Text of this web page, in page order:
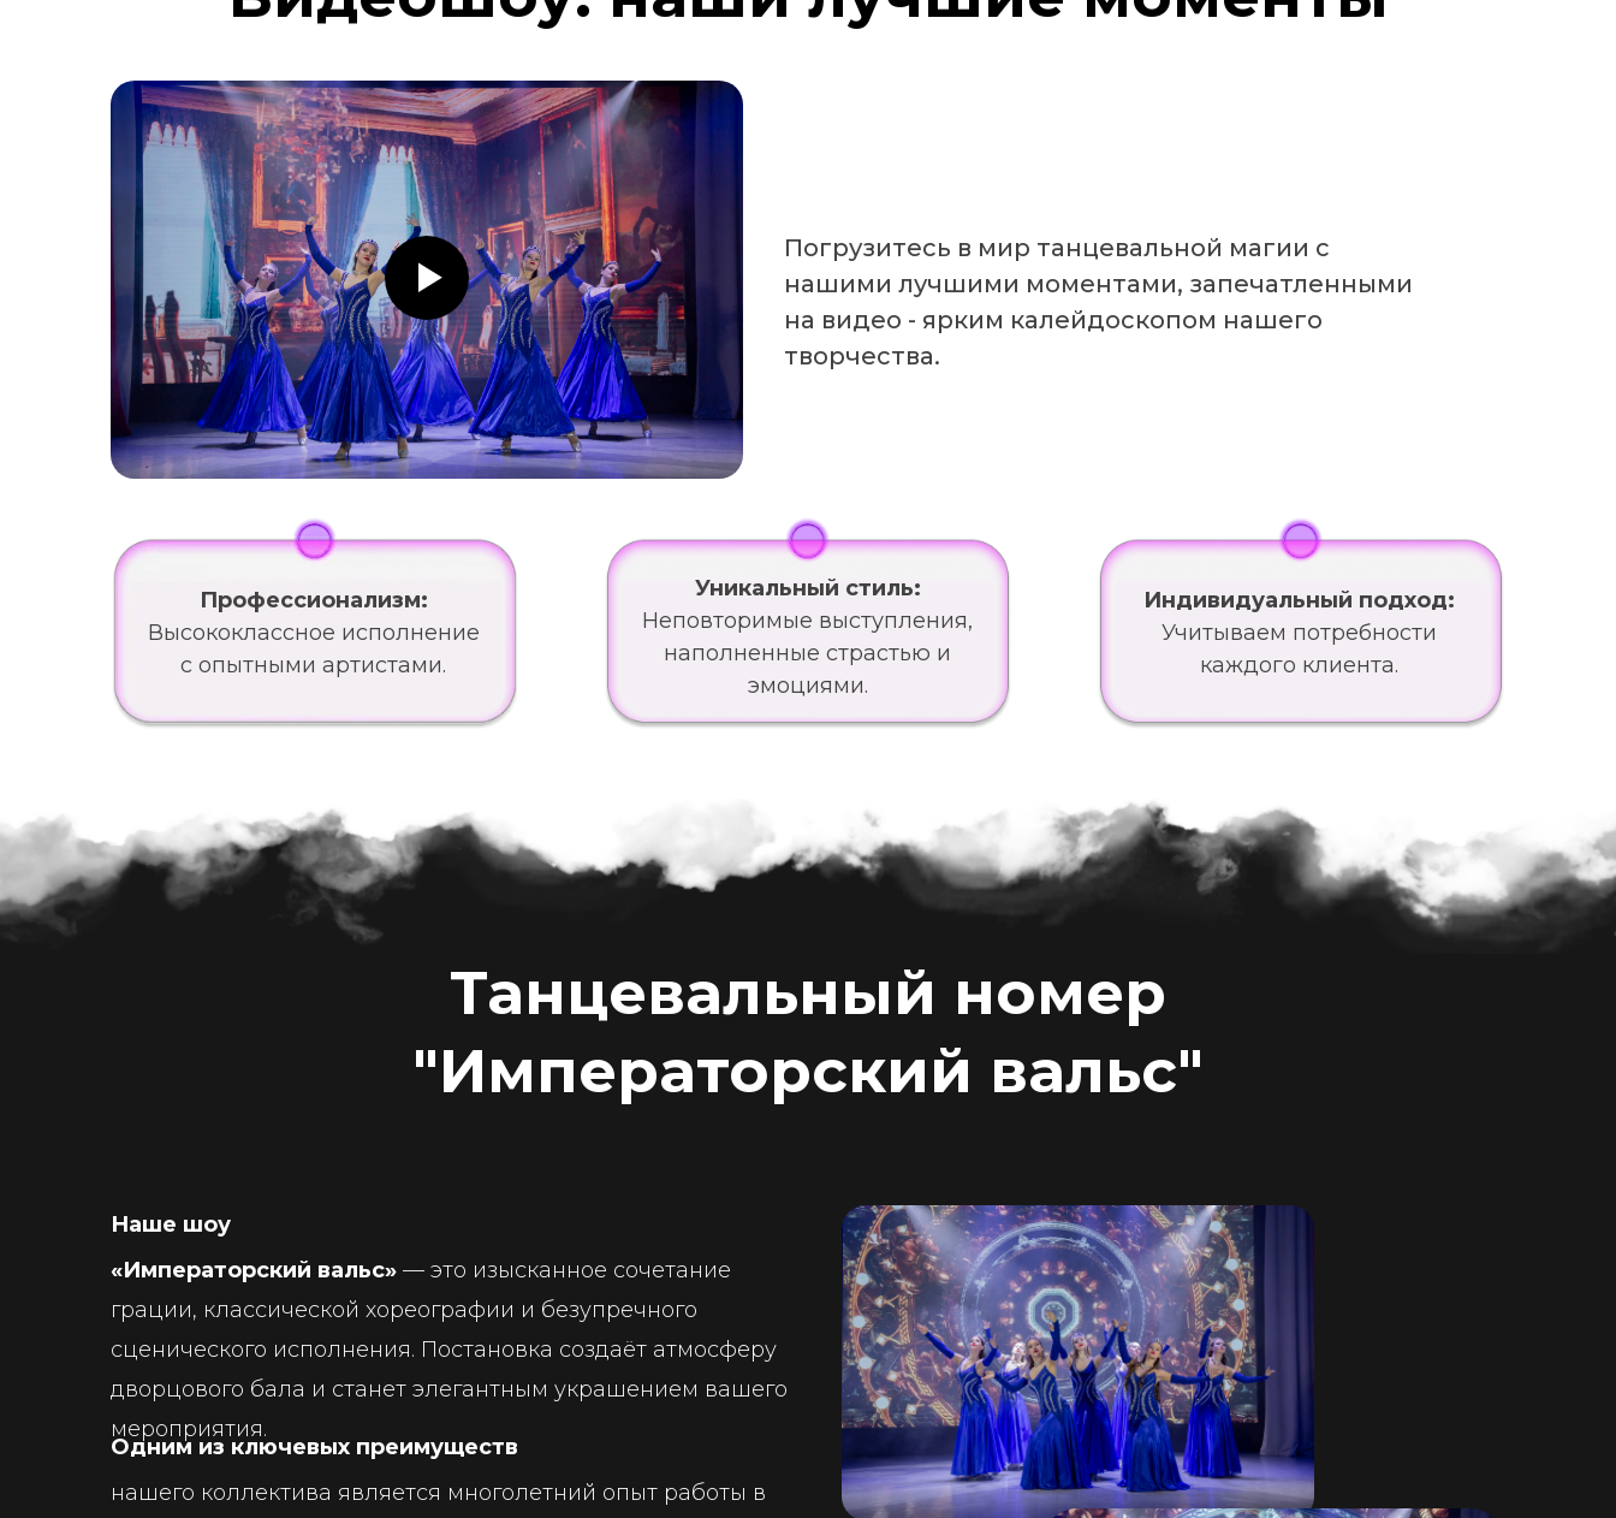
Погрузитесь в мир танцевальной магии с
нашими лучшими моментами, запечатленными
на видео - ярким калейдоскопом нашего
творчества.
Профессионализм:
Высококлассное исполнение
с опытными артистами.
Уникальный стиль:
Неповторимые выступления,
наполненные страстью и
эмоциями.
Индивидуальный подход:
Учитываем потребности
каждого клиента.
Наше шоу
«Императорский вальс» — это изысканное сочетание
грации, классической хореографии и безупречного
сценического исполнения. Постановка создаёт атмосферу
дворцового бала и станет элегантным украшением вашего
мероприятия.
Одним из ключевых преимуществ
нашего коллектива является многолетний опыт работы в
Танцевальный номер
"Императорский вальс"